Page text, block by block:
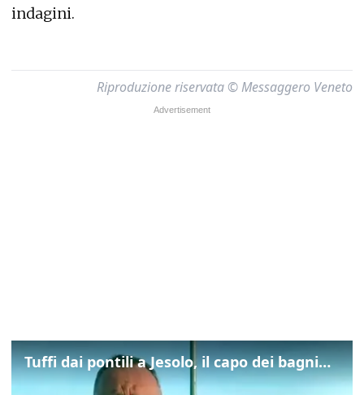
indagini.
Riproduzione riservata © Messaggero Veneto
Tuffi dai pontili a Jesolo, il capo dei bagnini: "L'impegno di tutti per evitare altre tragedie"